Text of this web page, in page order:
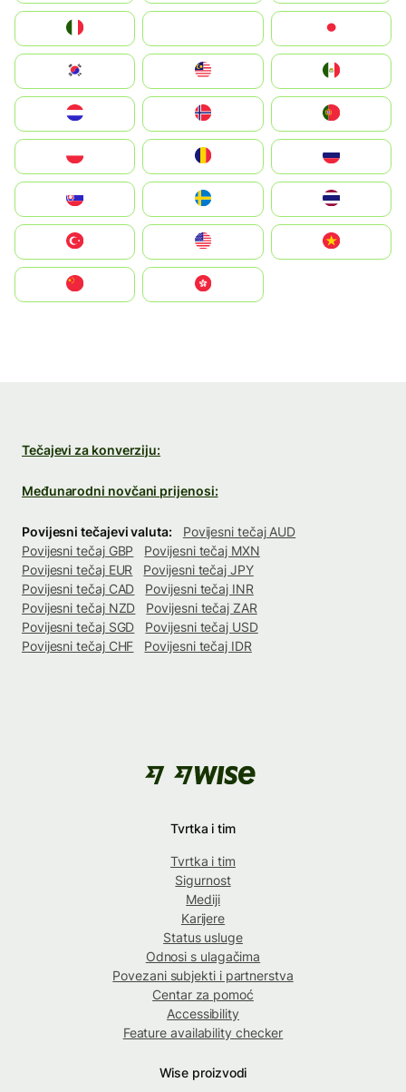
South Korea
United States
中國香港特別行政區
Tečajevi za konverziju:
Međunarodni novčani prijenosi:
Povijesni tečajevi valuta:
Povijesni tečaj AUD
Povijesni tečaj GBP
Povijesni tečaj MXN
Povijesni tečaj EUR
Povijesni tečaj JPY
Povijesni tečaj CAD
Povijesni tečaj INR
Povijesni tečaj NZD
Povijesni tečaj ZAR
Povijesni tečaj SGD
Povijesni tečaj USD
Povijesni tečaj CHF
Povijesni tečaj IDR
Tvrtka i tim
Tvrtka i tim
Sigurnost
Mediji
Karijere
Status usluge
Odnosi s ulagačima
Povezani subjekti i partnerstva
Centar za pomoć
Accessibility
Feature availability checker
Wise proizvodi